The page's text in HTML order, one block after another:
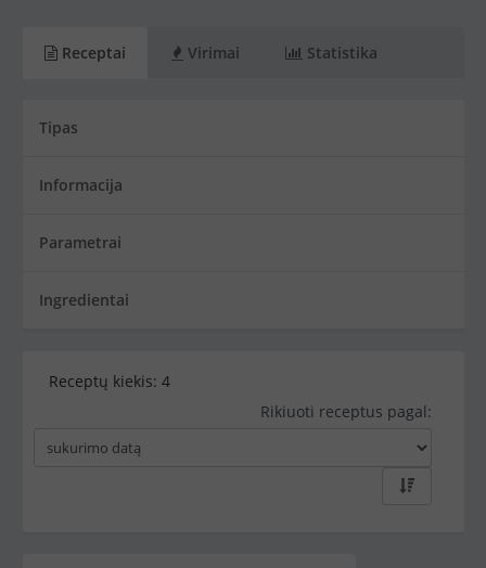
Receptai Virimai Statistika
Tipas
Informacija
Parametrai
Ingredientai
Receptų kiekis: 4
Rikiuoti receptus pagal: